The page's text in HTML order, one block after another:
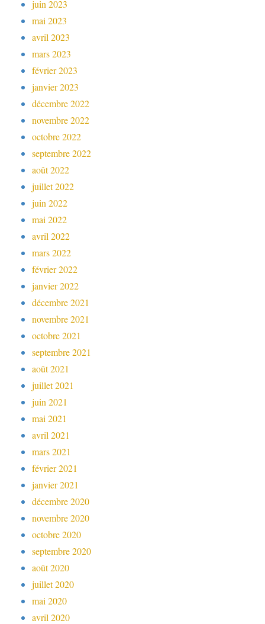
juin 2023
mai 2023
avril 2023
mars 2023
février 2023
janvier 2023
décembre 2022
novembre 2022
octobre 2022
septembre 2022
août 2022
juillet 2022
juin 2022
mai 2022
avril 2022
mars 2022
février 2022
janvier 2022
décembre 2021
novembre 2021
octobre 2021
septembre 2021
août 2021
juillet 2021
juin 2021
mai 2021
avril 2021
mars 2021
février 2021
janvier 2021
décembre 2020
novembre 2020
octobre 2020
septembre 2020
août 2020
juillet 2020
mai 2020
avril 2020